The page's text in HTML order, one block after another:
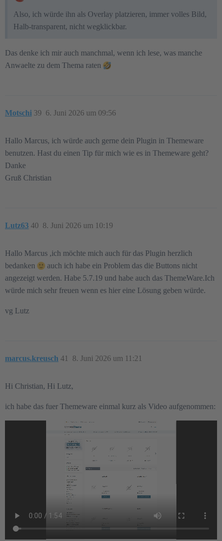
Also, ich würde ihn als Overlay platzieren, immer volles Bild,
Halb-transparent, nicht wegklickbar.
Das denke ich mir auch manchmal, wenn ich lese, was manche
Anwaelte zu dem Thema raten
Motschi 6. Juni 2026 um 09:56
39
Hallo Marcus, ich würde auch gerne dein Plugin in Themeware
benutzen. Hast du einen Tip für mich wie es in Themeware geht?
Danke
Gruß Christian
Lutz63 8. Juni 2026 um 10:19
40
Hallo Marcus ,ich möchte mich auch für das Plugin herzlich
bedanken
auch ich habe ein Problem das die Buttons nicht
angezeigt werden. Habe 5.7.19 und habe auch das ThemeWare.Ich
würde mich sehr freuen wenn es hier eine Lösung geben würde.
vg Lutz
marcus.kreusch 8. Juni 2026 um 11:21
41
Hi Christian, Hi Lutz,
ich habe das fuer Themeware einmal kurz als Video aufgenommen: